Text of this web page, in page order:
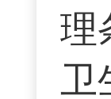
理
卫